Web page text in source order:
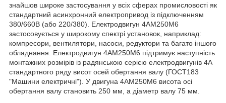
знайшов широке застосування у всіх сферах промисловості як
стандартний асинхронний електропривод із підключенням
380/660В (або 220/380). Електродвигун 4АМ250М6
застосовується у широкому спектрі установок, наприклад:
компресори, вентилятори, насоси, редуктори та багато іншого
обладнання. Електродвигун 4АМ250М6 підтримує наступність
монтажних розмірів із радянською серією електродвигунів 4А
стандартного ряду висот осей обертання валу (ГОСТ183
"Машини електричні"). У двигуна 4АМ250М6 висота осі
обертання валу становить 250 мм, а діаметр валу 75 мм.